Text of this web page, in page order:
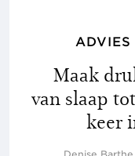
ADVIES
Maak
van slaap
keer